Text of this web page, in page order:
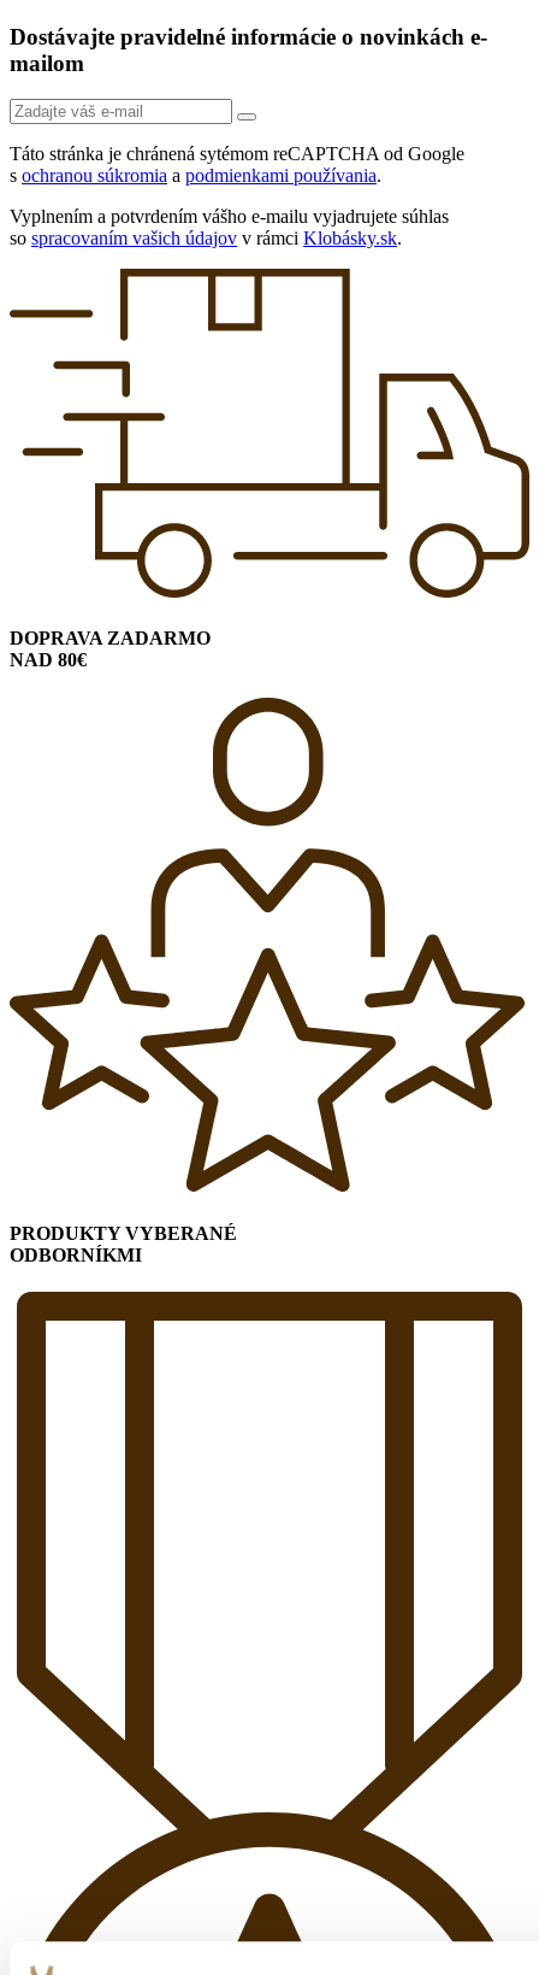
Dostávajte pravidelné informácie o novinkách e-
mailom
Táto stránka je chránená sytémom reCAPTCHA od Google
s ochranou súkromia a podmienkami používania.
Vyplnením a potvrdením vášho e-mailu vyjadrujete súhlas
so spracovaním vašich údajov v rámci Klobásky.sk.
DOPRAVA ZADARMO
NAD 80€
PRODUKTY VYBERANÉ
ODBORNÍKMI